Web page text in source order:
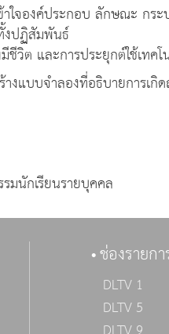
ใจองค์ประกอบ ลักษณะ กร
งปฏิสัมพันธ์
วิต และการประยุกต์ใช้เทคโ
จำลองที่อธิบายการเกิดฤ
มนักเรียนรายบุคคล
ช่องรายก
DLTV 1
DLTV 5